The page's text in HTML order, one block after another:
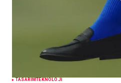
TASARIMTEKNOLOJI